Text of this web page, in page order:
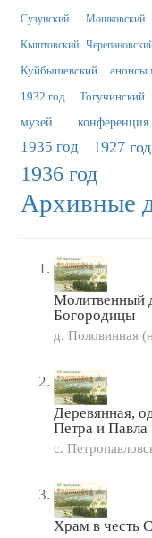
Сузунский Мошковский
Кыштовский
Куйбышевский анонсы
1932 год Тогучинский
музей конференция
1935 год 1927 год
1936 год
Архивные
Молитвенный
Богородицы
д. Половинная
Деревянная,
Петра и Павла
с.
Храм в честь